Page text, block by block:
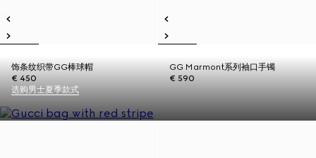
饰条纹织带GG棒球帽
€ 450
GG Marmont系列袖口手镯
€ 590
选购男士夏季款式